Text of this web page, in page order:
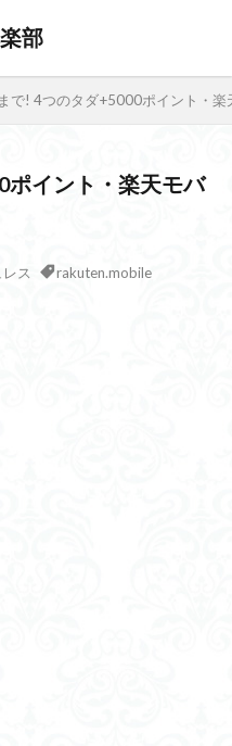
部
で! 4つのタダ+5000ポイント・楽
イント・楽天モバ
ス rakuten.mobile